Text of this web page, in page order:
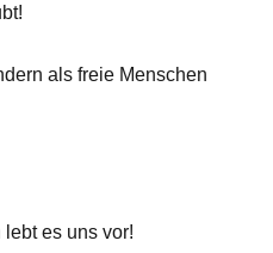
als freie Menschen
es uns vor!